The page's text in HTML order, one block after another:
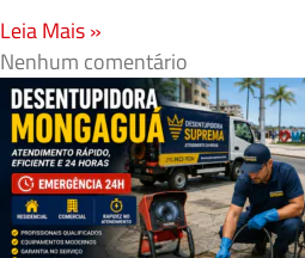
Leia Mais »
Nenhum comentário